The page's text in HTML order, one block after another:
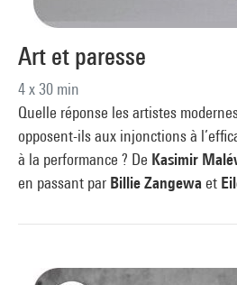
Art et paresse
4 x 30 min
Quelle réponse les artistes
opposent-ils aux injonctions à
à la performance ? De Kasimir
en passant par Billie Zangewa et